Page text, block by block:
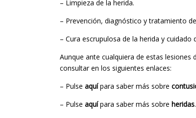
– Limpieza de la herida.
– Prevención, diagnóstico y tratamiento
– Cura escrupulosa de la herida y
Aunque ante cualquiera de estas
consultar en los siguientes enlaces:
– Pulse aquípara saber más sobre
– Pulse aquípara saber más sobre heridas.